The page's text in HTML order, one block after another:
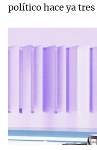
político hace ya tres